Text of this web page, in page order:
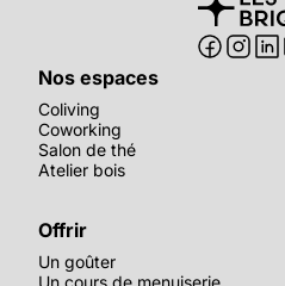
Nos espaces
Coliving
Coworking
Salon de thé
Atelier bois
Offrir
Un goûter
Un cours de menuiserie